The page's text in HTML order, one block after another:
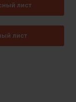
лист
лист